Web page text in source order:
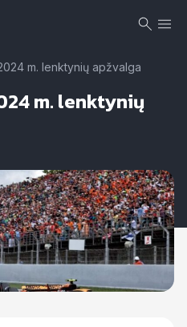
m. lenktynių apžvalga
m. lenktynių